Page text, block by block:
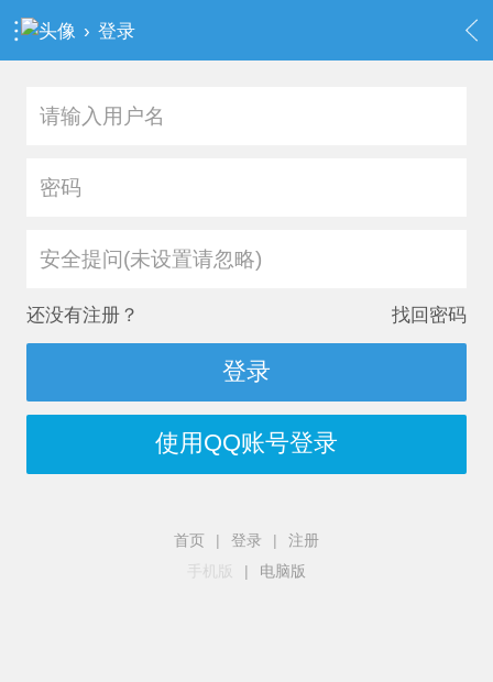
› 登录
安全提问(未设置请忽略)
还没有注册？ 找回密码
登录
使用QQ账号登录
首页 | 登录 |
注册
手机版
| 电脑版